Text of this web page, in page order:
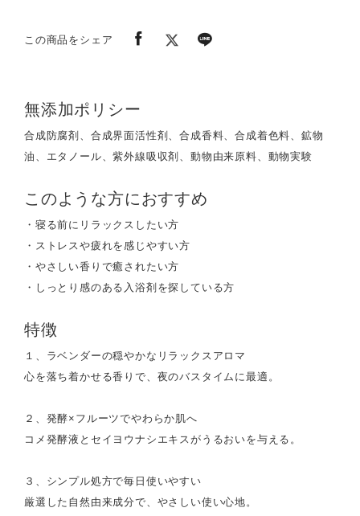
この商品をシェア
無添加ポリシー
合成防腐剤、合成界面活性剤、合成香料、合成着色料、鉱物
油、エタノール、紫外線吸収剤、動物由来原料、動物実験
このような方におすすめ
・寝る前にリラックスしたい方
・ストレスや疲れを感じやすい方
・やさしい香りで癒されたい方
・しっとり感のある入浴剤を探している方
特徴
１、ラベンダーの穏やかなリラックスアロマ
心を落ち着かせる香りで、夜のバスタイムに最適。
２、発酵×フルーツでやわらか肌へ
コメ発酵液とセイヨウナシエキスがうるおいを与える。
３、シンプル処方で毎日使いやすい
厳選した自然由来成分で、やさしい使い心地。